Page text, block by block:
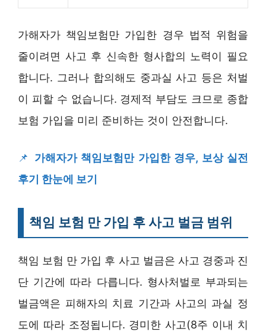
가해자가 책임보험만 가입한 경우 법적 위험을
줄이려면 사고 후 신속한 형사합의 노력이 필요
합니다. 그러나 합의해도 중과실 사고 등은 처벌
이 피할 수 없습니다. 경제적 부담도 크므로 종합
보험 가입을 미리 준비하는 것이 안전합니다.
📌 가해자가 책임보험만 가입한 경우, 보상 실전
후기 한눈에 보기
책임 보험 만 가입 후 사고 벌금 범위
책임 보험 만 가입 후 사고 벌금은 사고 경중과 진
단 기간에 따라 다릅니다. 형사처벌로 부과되는
벌금액은 피해자의 치료 기간과 사고의 과실 정
도에 따라 조정됩니다. 경미한 사고(8주 이내 치